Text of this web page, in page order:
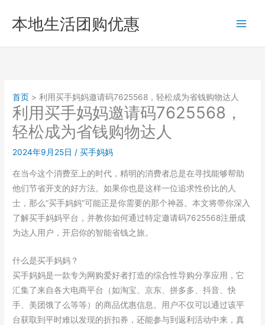
本地生活团购优惠
首页 利用买手妈妈邀请码7625568，轻松成为省钱购物达人
利用买手妈妈邀请码7625568，
轻松成为省钱购物达人
2024年9月25日/买手妈妈
在当今这个消费至上的时代，精明的消费者总是在寻找能够帮助
他们节省开支的好方法。如果你也是这样一位追求性价比的人
士，那么“买手妈妈”可能正是你需要的那个神器。本文将带你深入
了解买手妈妈平台，并教你如何通过特定邀请码7625568注册成
为达人用户，开启你的智能省钱之旅。
什么是买手妈妈？
买手妈妈是一款专为网购爱好者打造的综合性导购分享应用，它
汇集了来自各大电商平台（如淘宝、京东、拼多多、抖音、快
手、美团饿了么等等）的商品优惠信息。用户不仅可以通过该平
台获取到平时难以发现的折扣券，还能参与到返利活动中来，真